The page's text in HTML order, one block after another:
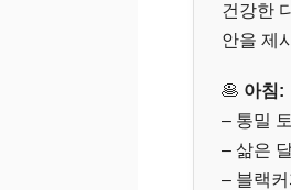
건강한
안을 제
🥞 아침:
– 통밀
– 삶은
– 블랙